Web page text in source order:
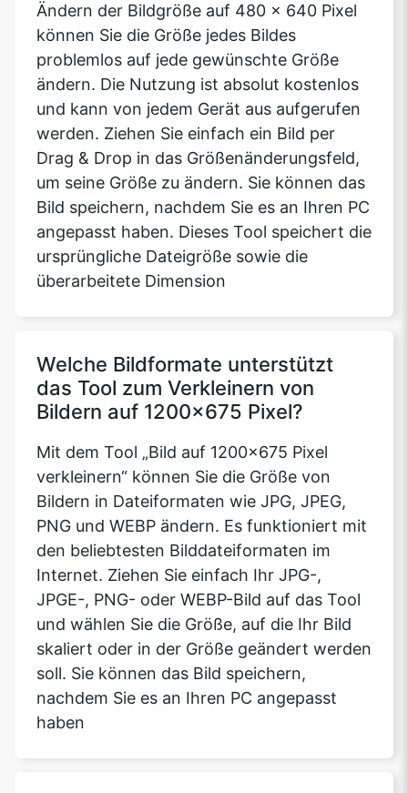
Ändern der Bildgröße auf 480 x 640 Pixel
können Sie die Größe jedes Bildes
problemlos auf jede gewünschte Größe
ändern. Die Nutzung ist absolut kostenlos
und kann von jedem Gerät aus aufgerufen
werden. Ziehen Sie einfach ein Bild per
Drag & Drop in das Größenänderungsfeld,
um seine Größe zu ändern. Sie können das
Bild speichern, nachdem Sie es an Ihren PC
angepasst haben. Dieses Tool speichert die
ursprüngliche Dateigröße sowie die
überarbeitete Dimension
Welche Bildformate unterstützt
das Tool zum Verkleinern von
Bildern auf 1200x675 Pixel?
Mit dem Tool „Bild auf 1200x675 Pixel
verkleinern“ können Sie die Größe von
Bildern in Dateiformaten wie JPG, JPEG,
PNG und WEBP ändern. Es funktioniert mit
den beliebtesten Bilddateiformaten im
Internet. Ziehen Sie einfach Ihr JPG-,
JPGE-, PNG- oder WEBP-Bild auf das Tool
und wählen Sie die Größe, auf die Ihr Bild
skaliert oder in der Größe geändert werden
soll. Sie können das Bild speichern,
nachdem Sie es an Ihren PC angepasst
haben